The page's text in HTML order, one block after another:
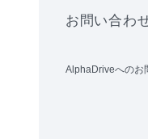
お問い合わ
AlphaDriveへのお